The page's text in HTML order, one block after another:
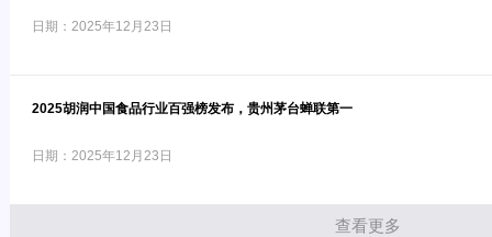
日期：2025年12月23日
2025胡润中国食品行业百强榜发布，贵州茅台蝉联第一
日期：2025年12月23日
查看更多